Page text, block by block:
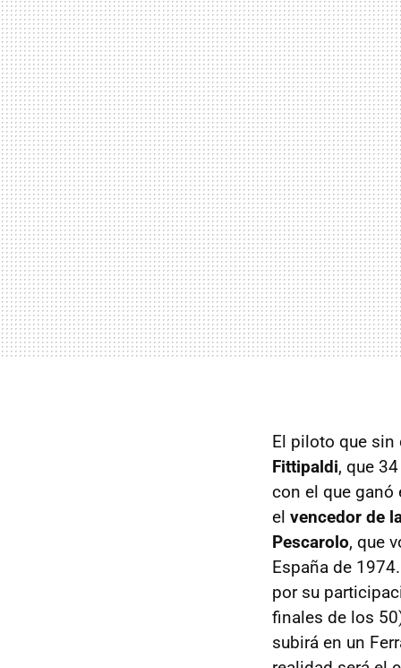
El piloto que
Fittipaldi, que
con el que ganó
el vencedor de
Pescarolo, que
España de
por su
finales de los
subirá en un